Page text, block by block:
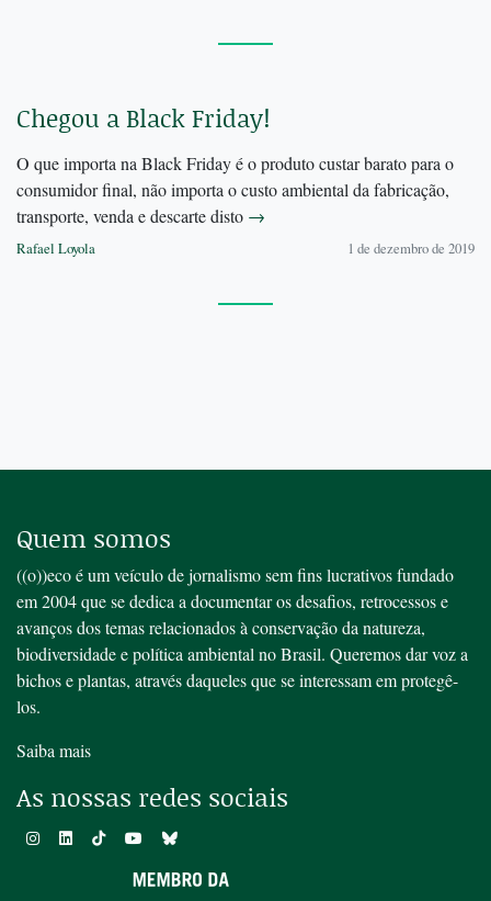
Chegou a Black Friday!
O que importa na Black Friday é o produto custar barato para o
consumidor final, não importa o custo ambiental da fabricação,
transporte, venda e descarte disto →
Rafael Loyola 1 de dezembro de 2019
Quem somos
((o))eco é um veículo de jornalismo sem fins lucrativos fundado
em 2004 que se dedica a documentar os desafios, retrocessos e
avanços dos temas relacionados à conservação da natureza,
biodiversidade e política ambiental no Brasil. Queremos dar voz a
bichos e plantas, através daqueles que se interessam em protegê-
los.
Saiba mais
As nossas redes sociais